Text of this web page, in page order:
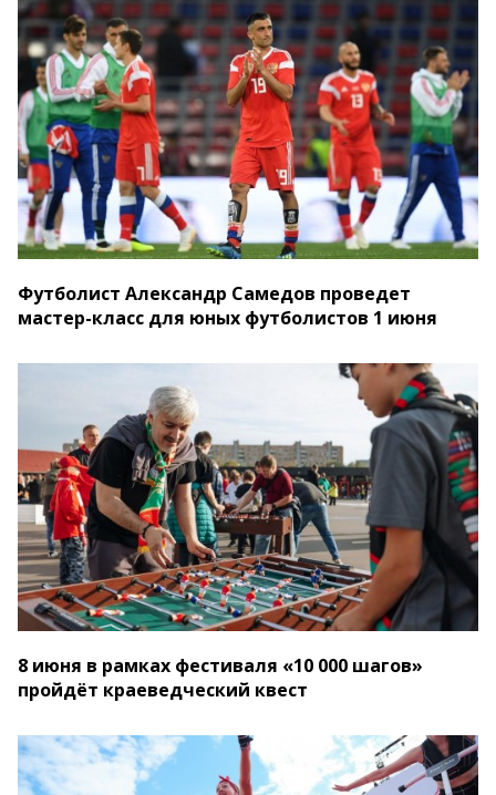
Футболист Александр Самедов проведет
мастер-класс для юных футболистов 1 июня
8 июня в рамках фестиваля «10 000 шагов»
пройдёт краеведческий квест